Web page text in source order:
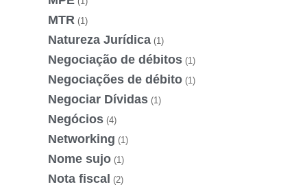
MTR (1)
Natureza Jurídica (1)
Negociação de débitos (1)
Negociações de débito (1)
Negociar Dívidas (1)
Negócios (4)
Networking (1)
Nome sujo (1)
Nota fiscal (2)